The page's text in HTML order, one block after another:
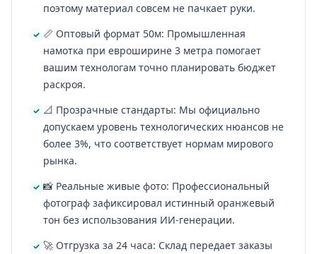
поэтому материал совсем не пачкает руки.
📏 Оптовый формат 50м: Промышленная
намотка при евроширине 3 метра помогает
вашим технологам точно планировать бюджет
раскроя.
📐 Прозрачные стандарты: Мы официально
допускаем уровень технологических нюансов не
более 3%, что соответствует нормам мирового
рынка.
📸 Реальные живые фото: Профессиональный
фотограф зафиксировал истинный оранжевый
тон без использования ИИ-генерации.
🚀 Отгрузка за 24 часа: Склад передает заказы